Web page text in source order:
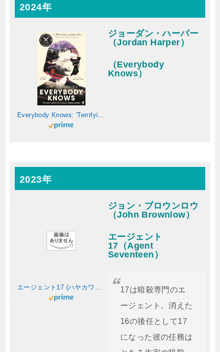
2024年
Everybody Knows: 'Terrifying and exhilarating.' JAMES PATTERSON (English Edition)
ジョーダン・ハーパー
（Jordan Harper）
（Everybody
Knows）
2023年
エージェント17 (ハヤカワ文庫NV)
ジョン・ブロウンロウ
（John Brownlow）
エージェント
17（Agent
Seventeen）
17は暗殺専門のエ
ージェント。消えた
16の後任として17
になった彼の任務は